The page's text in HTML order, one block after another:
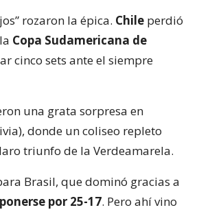
rozaron la épica. Chile perdió
Copa Sudamericana de
cinco sets ante el siempre
una grata sorpresa en
donde un coliseo repleto
triunfo de la Verdeamarela.
Brasil, que dominó gracias a
por 25-17. Pero ahí vino